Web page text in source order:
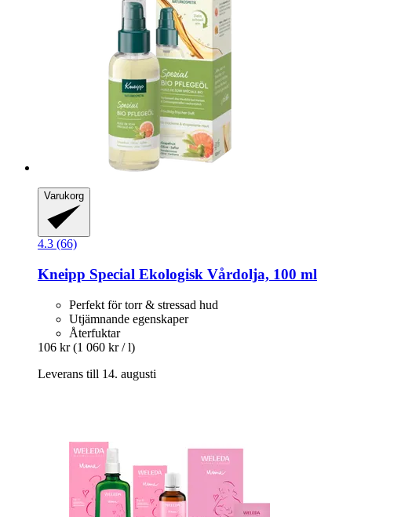
Varukorg
4.3 (66)
Kneipp Special Ekologisk Vårdolja, 100 ml
Perfekt för torr & stressad hud
Utjämnande egenskaper
Återfuktar
106 kr (1 060 kr / l)
Leverans till 14. augusti